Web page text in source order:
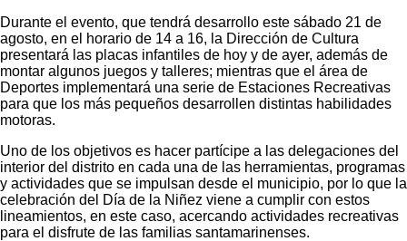
Durante el evento, que tendrá desarrollo este sábado 21 de
agosto, en el horario de 14 a 16, la Dirección de Cultura
presentará las placas infantiles de hoy y de ayer, además de
montar algunos juegos y talleres; mientras que el área de
Deportes implementará una serie de Estaciones Recreativas
para que los más pequeños desarrollen distintas habilidades
motoras.
Uno de los objetivos es hacer partícipe a las delegaciones del
interior del distrito en cada una de las herramientas, programas
y actividades que se impulsan desde el municipio, por lo que la
celebración del Día de la Niñez viene a cumplir con estos
lineamientos, en este caso, acercando actividades recreativas
para el disfrute de las familias santamarinenses.